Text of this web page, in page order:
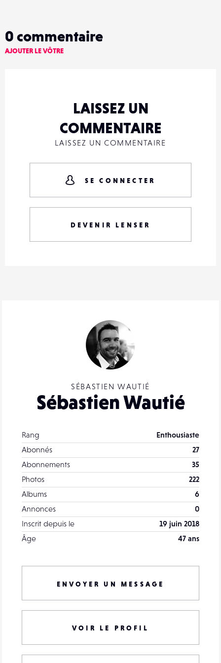
SÉBASTIEN WAUTIÉ
Sébastien Wautié
Rang
Enthousiaste
Abonnés
27
Abonnements
35
Photos
222
Albums
6
Annonces
0
Inscrit depuis le
19 juin 2018
Âge
47 ans
ENVOYER UN MESSAGE
VOIR LE PROFIL
0 commentaire
AJOUTER LE VÔTRE
LAISSEZ UN
COMMENTAIRE
LAISSEZ UN COMMENTAIRE
SE CONNECTER
DEVENIR LENSER